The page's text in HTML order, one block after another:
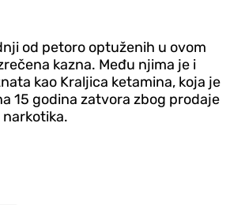
od petoro optuženih u ovom
kazna. Među njima je i
kao Kraljica ketamina, koja je
15 godina zatvora zbog prodaje